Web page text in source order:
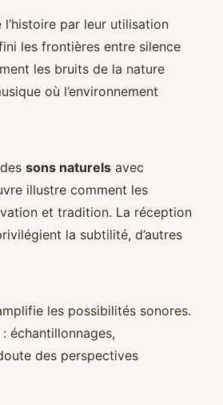
l’histoire par leur utilisation
les frontières entre silence
les bruits de la nature
où l’environnement
sons naturels avec
illustre comment les
et tradition. La réception
la subtilité, d’autres
les possibilités sonores.
échantillonnages,
des perspectives